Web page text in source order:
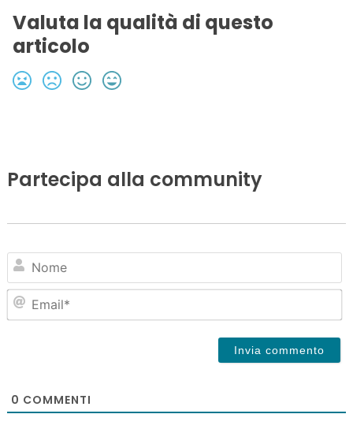
Valuta la qualità di questo
articolo
Partecipa alla community
0 COMMENTI